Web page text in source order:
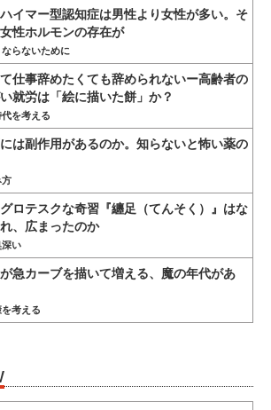
イマー型認知症は男性より女性が多い。そ
性ホルモンの存在が
らないために
仕事辞めたくても辞められないー高齢者の
就労は「絵に描いた餅」か？
を考える
は副作用があるのか。知らないと怖い薬の
ロテスクな奇習『纏足（てんそく）』はな
、広まったのか
い
急カーブを描いて増える、魔の年代があ
考える